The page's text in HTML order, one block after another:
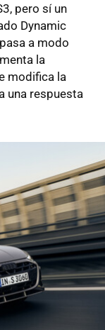
pero sí un
Dynamic
a modo
la
modifica la
una respuesta